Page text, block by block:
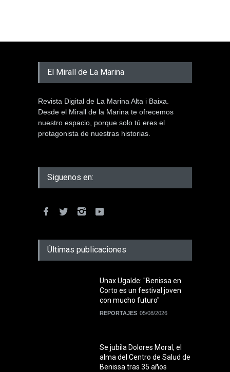
El Mirall de La Marina
Revista Digital de La Marina Alta i Baixa.
Desde el Mirall de la Marina te ofrecemos
nuestro espacio, porque solo tú eres el
protagonista de nuestras historias.
Siguenos en:
Últimas publicaciones
Unax Ugalde: "Benissa en
Corto es un festival joven
con mucho futuro"
REPORTAJES 05/08/2026
Se jubila Dolores Moral, el
alma del Centro de Salud de
Benissa tras 35 años